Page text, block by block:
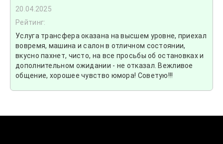
20.04.2025
Рейтинг:
Услуга трансфера оказана на высшем уровне, приехал
вовремя, машина и салон в отличном состоянии,
вкусно пахнет, чисто, на все просьбы об остановках и
дополнительном ожидании - не отказал. Вежливое
общение, хорошее чувство юмора! Советую!!!